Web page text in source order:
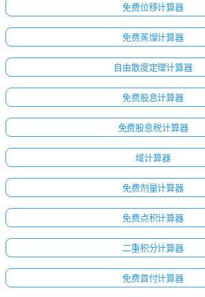
免费位移计算器
免费蒸馏计算器
自由散度定理计算器
免费股息计算器
免费股息税计算器
域计算器
免费剂量计算器
免费点积计算器
二重积分计算器
免费首付计算器